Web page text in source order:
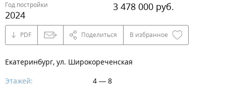
Год постройки
2024
3 478 000 руб.
PDF Поделиться В избранное
Екатеринбург, ул. Широкореченская
Этажей:
4 — 8